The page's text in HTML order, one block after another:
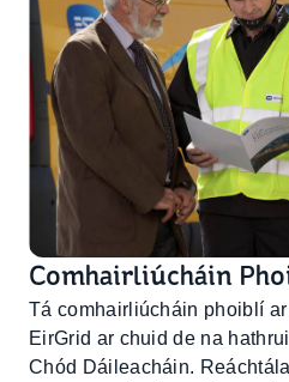
Comhairliúcháin
Tá comhairliúcháin phoiblí
EirGrid ar chuid de na
Chód Dáileacháin.